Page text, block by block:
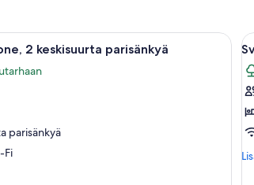
on sälekaihtimet.Huoneessa on kaksi sänkyä, pöytä,
2 keskisuurta parisänkyä
parisänkyä
Fi
(2